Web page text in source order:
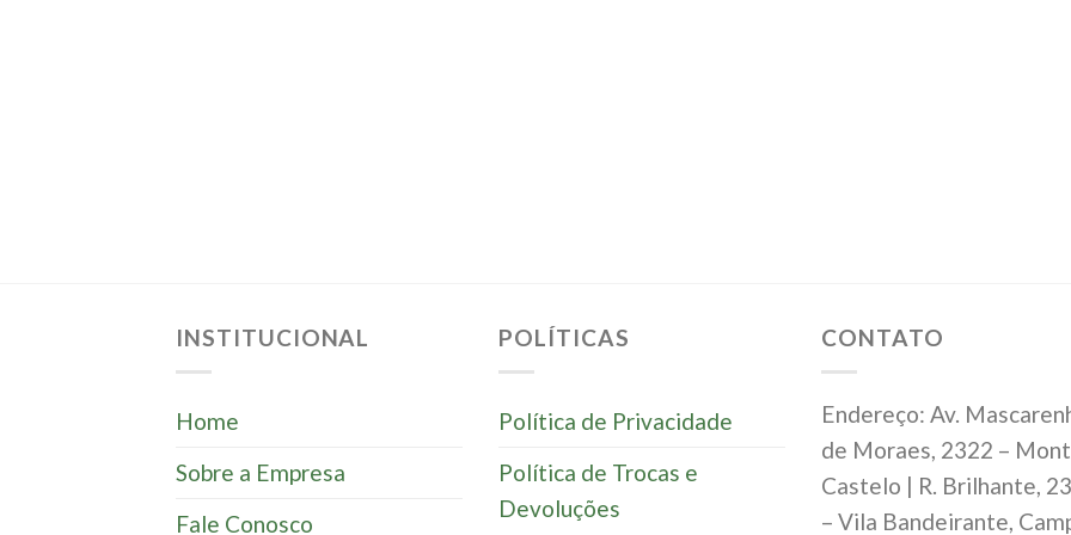
INSTITUCIONAL
Home
Sobre a Empresa
Fale Conosco
POLÍTICAS
Política de Privacidade
Política de Trocas e
Devoluções
CONTATO
Endereço: Av.
de Moraes, 2322 –
Castelo | R. Brilhante,
– Vila Bandeirante,